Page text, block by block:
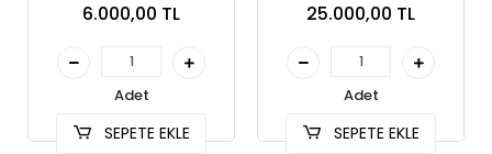
6.000,00 TL
Adet
SEPETE EKLE
25.000,00 TL
Adet
SEPETE EKLE